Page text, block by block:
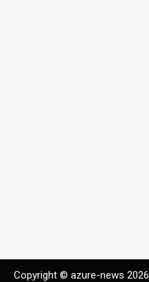
Copyright © azure-news 2026